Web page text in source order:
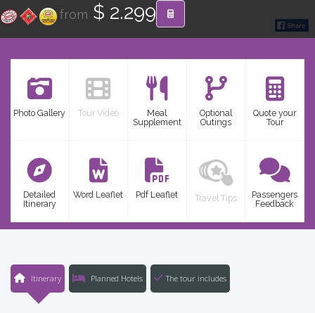
from $ 2.299
Photo Gallery Tour Video
Meal
Supplement
Optional
Outings
Quote your
Tour
Detailed
Itinerary
Word Leaflet Pdf Leaflet Travel Tips
Passengers
Feedback
Itinerary Planned Hotels The tour includes